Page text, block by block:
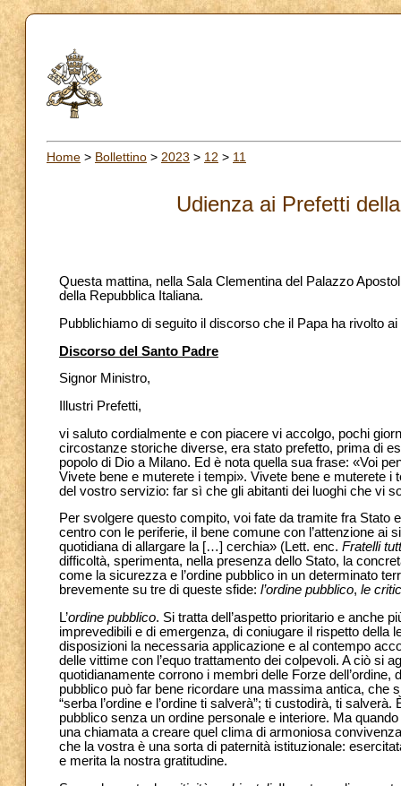
Home > Bollettino > 2023 > 12 > 11
Udienza ai Prefetti
Questa mattina, nella Sala Clementina del Palazzo
della Repubblica Italiana.
Pubblichiamo di seguito il discorso che il Papa ha rivolto
Discorso del Santo Padre
Signor Ministro,
Illustri Prefetti,
vi saluto cordialmente e con piacere vi accolgo, pochi
circostanze storiche diverse, era stato prefetto, prima di
popolo di Dio a Milano. Ed è nota quella sua frase: «Voi
Vivete bene e muterete i tempi». Vivete bene e muterete
del vostro servizio: far sì che gli abitanti dei luoghi che vi
Per svolgere questo compito, voi fate da tramite fra Stato
centro con le periferie, il bene comune con l’attenzione ai
quotidiana di allargare la […] cerchia» (Lett. enc. Fratelli
difficoltà, sperimenta, nella presenza dello Stato, la
come la sicurezza e l’ordine pubblico in un determinato
brevemente su tre di queste sfide: l’ordine pubblico, le
L’ordine pubblico. Si tratta dell’aspetto prioritario e anche
imprevedibili e di emergenza, di coniugare il rispetto della
disposizioni la necessaria applicazione e al contempo
delle vittime con l’equo trattamento dei colpevoli. A ciò si
quotidianamente corrono i membri delle Forze
pubblico può far bene ricordare una massima antica, che
“serba l’ordine e l’ordine ti salverà”; ti custodirà, ti
pubblico senza un ordine personale e interiore. Ma
una chiamata a creare quel clima di armoniosa
che la vostra è una sorta di paternità istituzionale:
e merita la nostra gratitudine.